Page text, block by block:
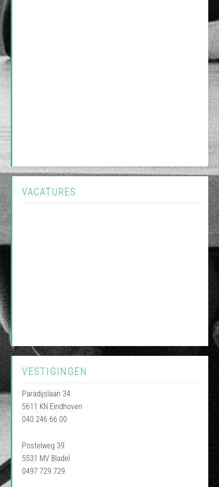
VACATURES
VESTIGINGEN
Paradijslaan 34
5611 KN Eindhoven
040 246 66 00
Postelweg 39
5531 MV Bladel
0497 729 729